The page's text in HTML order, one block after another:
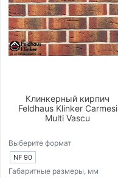
Клинкерный кирпич
Feldhaus Klinker Carmesi
Multi Vascu
Выберите формат
NF 90
Габаритные размеры, мм